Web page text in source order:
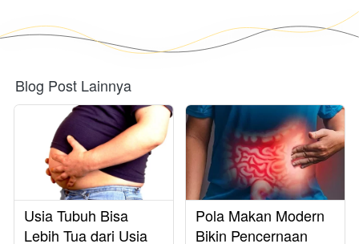
Blog Post Lainnya
Usia Tubuh Bisa
Lebih Tua dari Usia
Pola Makan Modern
Bikin Pencernaan